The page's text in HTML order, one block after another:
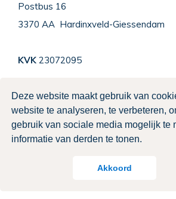
Deze website maakt gebruik van
website te analyseren, te verbeteren,
gebruik van sociale media mogelijk te
informatie van derden te tonen.
Akkoord
Postbus 16
3370 AA Hardinxveld-Giessendam
KVK 23072095
0184 - 67 55 44
Contact opnemen